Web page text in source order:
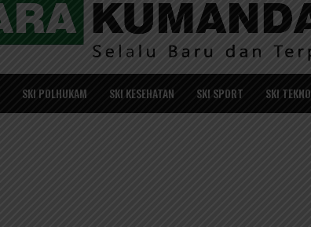
SKI POLHUKAM SKI KESEHATAN SKI SPORT SKI TEKNO